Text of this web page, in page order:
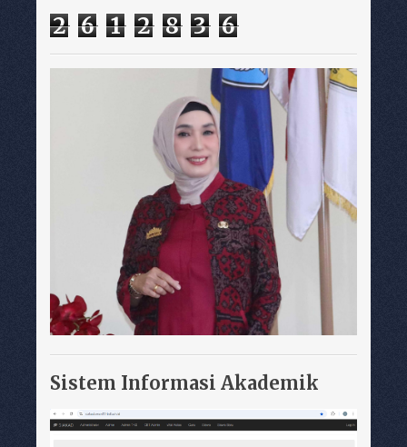
2 6 1 2 8 3 6
Sistem Informasi Akademik